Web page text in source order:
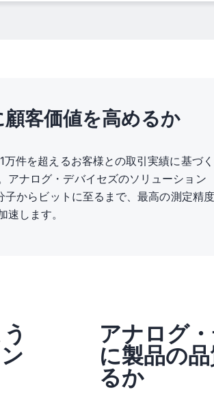
試験用動的電源
客価値を高めるか
件を超えるお客様との取引実績に基づく
アナログ・デバイセズのソリューション
からビットに至るまで、最高の測定精度
します。
アナログ
に製品の
るか